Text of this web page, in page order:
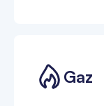
Gaz